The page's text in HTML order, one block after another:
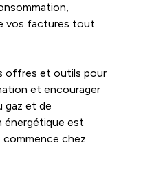
vos factures tout
offres et outils pour
et encourager
gaz et de
énergétique est
commence chez